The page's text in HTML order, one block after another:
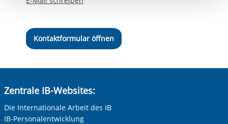
Kontaktformular öffnen
Zentrale IB-Websites:
Die Internationale Arbeit des IB
IB-Personalentwicklung